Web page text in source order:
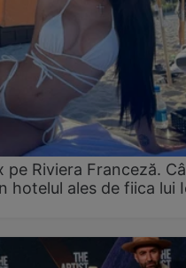
pe Riviera Franceză.
hotelul ales de fiica lui